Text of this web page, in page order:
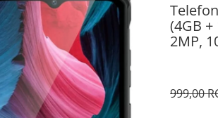
(4GB
2MP,
999,00